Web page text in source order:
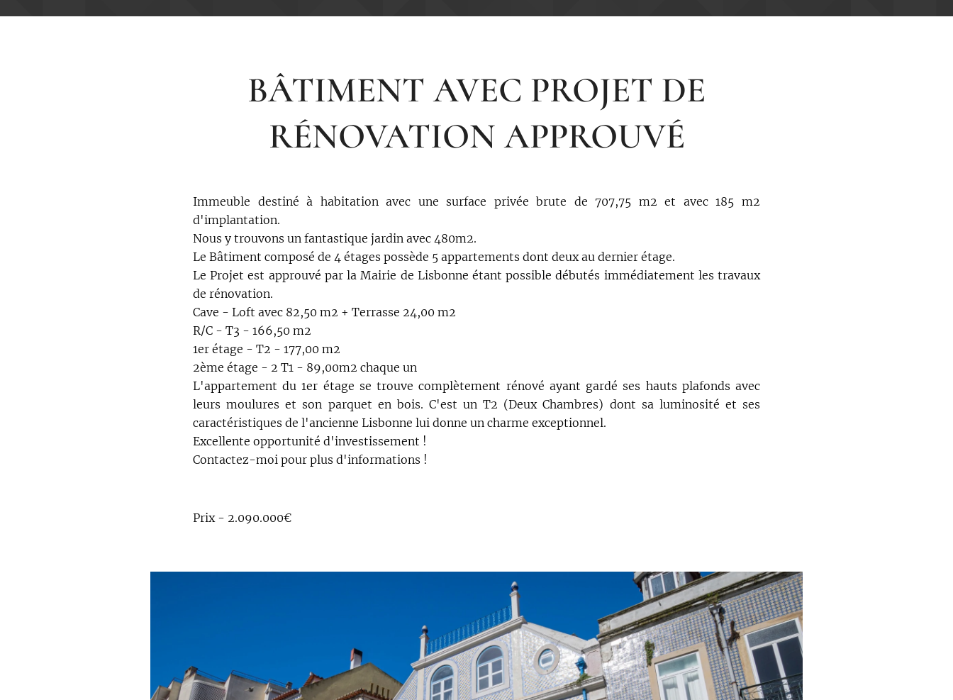
BÂTIMENT AVEC PROJET DE
RÉNOVATION APPROUVÉ
Immeuble destiné à habitation avec une surface privée brute de 707,75 m2 et avec 185 m2
d'implantation.
Nous y trouvons un fantastique jardin avec 480m2.
Le Bâtiment composé de 4 étages possède 5 appartements dont deux au dernier étage.
Le Projet est approuvé par la Mairie de Lisbonne étant possible débutés immédiatement les travaux
de rénovation.
Cave - Loft avec 82,50 m2 + Terrasse 24,00 m2
R/C - T3 - 166,50 m2
1er étage - T2 - 177,00 m2
2ème étage - 2 T1 - 89,00m2 chaque un
L'appartement du 1er étage se trouve complètement rénové ayant gardé ses hauts plafonds avec
leurs moulures et son parquet en bois. C'est un T2 (Deux Chambres) dont sa luminosité et ses
caractéristiques de l'ancienne Lisbonne lui donne un charme exceptionnel.
Excellente opportunité d'investissement !
Contactez-moi pour plus d'informations !
Prix - 2.090.000€